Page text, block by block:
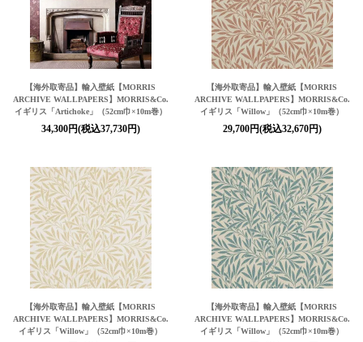
【海外取寄品】輸入壁紙【MORRIS
ARCHIVE WALLPAPERS】MORRIS&Co.
イギリス「Artichoke」（52cm巾×10m巻）
34,300円(税込37,730円)
【海外取寄品】輸入壁紙【MORRIS
ARCHIVE WALLPAPERS】MORRIS&Co.
イギリス「Willow」（52cm巾×10m巻）
29,700円(税込32,670円)
【海外取寄品】輸入壁紙【MORRIS
ARCHIVE WALLPAPERS】MORRIS&Co.
イギリス「Willow」（52cm巾×10m巻）
【海外取寄品】輸入壁紙【MORRIS
ARCHIVE WALLPAPERS】MORRIS&Co.
イギリス「Willow」（52cm巾×10m巻）